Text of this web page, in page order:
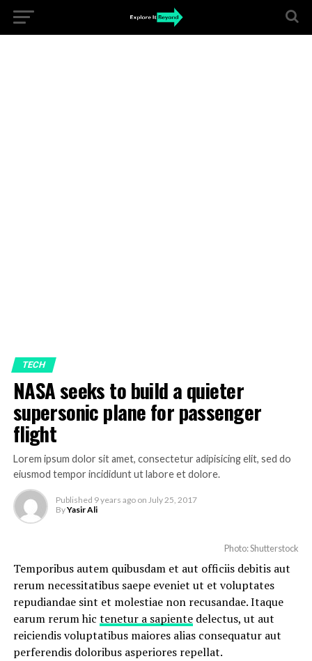
TECH
NASA seeks to build a quieter
supersonic plane for passenger
flight
Lorem ipsum dolor sit amet, consectetur adipisicing elit, sed do
eiusmod tempor incididunt ut labore et dolore.
Published 9 years ago on July 25, 2017
ByYasir Ali
Photo: Shutterstock
Temporibus autem quibusdam et aut officiis debitis aut
rerum necessitatibus saepe eveniet ut et voluptates
repudiandae sint et molestiae non recusandae. Itaque
earum rerum hic tenetur a sapientedelectus, ut aut
reiciendis voluptatibus maiores alias consequatur aut
perferendis doloribus asperiores repellat.